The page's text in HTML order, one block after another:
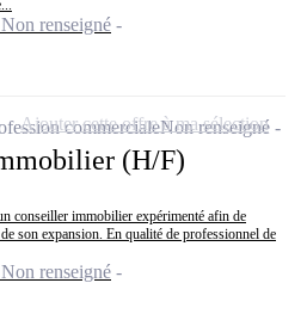
renseigné
(H/F)
conseiller immobilier expérimenté afin de
son expansion. En qualité de professionnel de
renseigné
commercialeNon renseigné
Ajouter cette offre à ma sélection